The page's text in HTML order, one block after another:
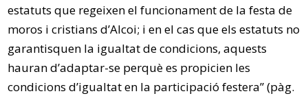
estatuts que regeixen el funcionament de la festa de
moros i cristians d’Alcoi; i en el cas que els estatuts no
garantisquen la igualtat de condicions, aquests
hauran d’adaptar-se perquè es propicien les
condicions d’igualtat en la participació festera” (pàg.